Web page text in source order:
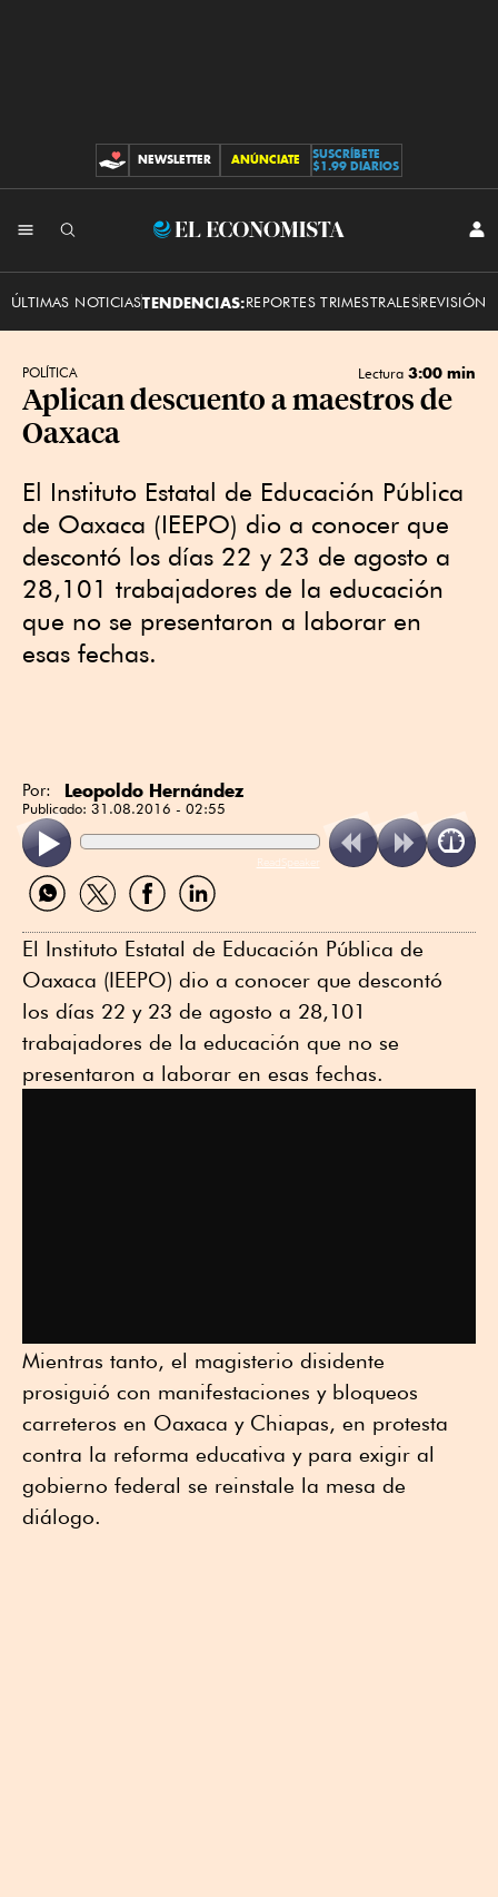
CONTRIBUCIONES
NEWSLETTER ANÚNCIATE
SUSCRÍBETE
$1.99 DIARIOS
El
ÚLTIMAS NOTICIASTENDENCIAS:REPORTES TRIMESTRALESREVISIÓN
POLÍTICA Lectura 3:00 min
Aplican descuento a maestros de
Oaxaca
El Instituto Estatal de Educación Pública
de Oaxaca (IEEPO) dio a conocer que
descontó los días 22 y 23 de agosto a
28,101 trabajadores de la educación
que no se presentaron a laborar en
esas fechas.
Por: Leopoldo Hernández
Publicado: 31.08.2016 - 02:55
ReadSpeaker
Compartir
por
Compartir
por
Compartir
por
Compartir
por
El Instituto Estatal de Educación Pública de
Oaxaca (IEEPO) dio a conocer que descontó
los días 22 y 23 de agosto a 28,101
trabajadores de la educación que no se
presentaron a laborar en esas fechas.
Mientras tanto, el magisterio disidente
prosiguió con manifestaciones y bloqueos
carreteros en Oaxaca y Chiapas, en protesta
contra la reforma educativa y para exigir al
gobierno federal se reinstale la mesa de
diálogo.